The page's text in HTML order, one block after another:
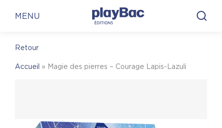
MENU
Retour
Accueil » Magie des pierres – Courage Lapis-Lazuli
En librairie En ligne
Place des Libraires
Panneau de gestion des cookies